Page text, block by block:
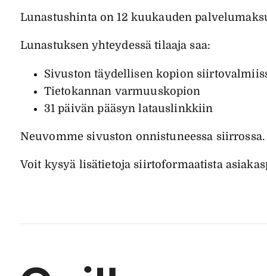
Lunastushinta on 12 kuukauden
Lunastuksen yhteydessä tilaaja saa:
Sivuston täydellisen kopion
Tietokannan varmuuskopion
31 päivän pääsyn latauslinkkiin
Neuvomme sivuston onnistuneessa siirrossa.
Voit kysyä lisätietoja siirtoformaatista